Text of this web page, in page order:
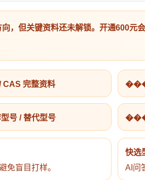
，但关键资料还未解锁。开通600元
完整资料
/ 替代型号
免盲目打样。
快选
AI问